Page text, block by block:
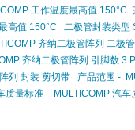
工作温度最高值 150°C
高值 150°C
二极管封装类型
齐纳二极管阵列 二极
齐纳二极管阵列 引脚数 3
列 封装 剪切带 产品范围 -
质量标准 - MULTICOMP 汽车